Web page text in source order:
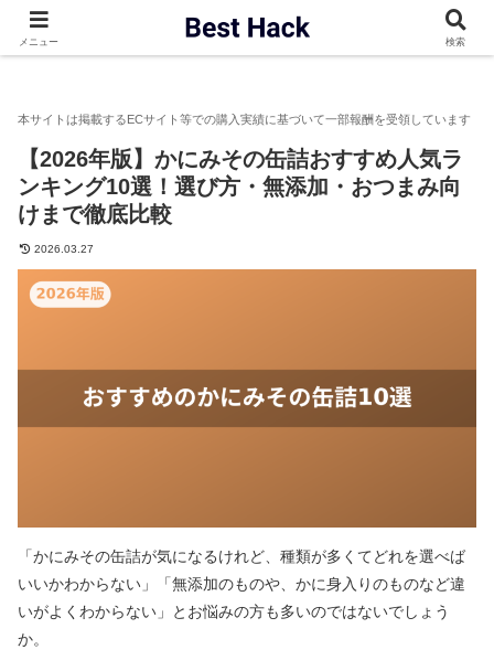
【2026年版】かにみその缶詰おすすめ人気
【2026年版】かにみその缶詰おすすめ人気ラ
ンキング10選！選び方・無添加・おつまみ向
けまで徹底比較
2026.03.27
「かにみその缶詰が気になるけれど、種類が多くてどれを選べば
いいかわからない」「無添加のものや、かに身入りのものなど違
いがよくわからない」とお悩みの方も多いのではないでしょう
か。
メニュー 検索